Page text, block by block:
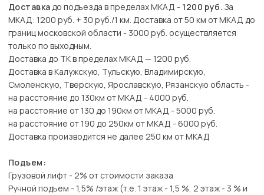
Доставкадо подъезда в пределах МКАД - 1200 руб. За
МКАД: 1200 руб. + 30 руб./1 км. Доставка от 50 км от МКАД до
границ московской области - 3000 руб. осуществляется
только по выходным.
Доставка до ТК в пределах МКАД — 1200 руб.
Доставка в Калужскую, Тульскую, Владимирскую,
Смоленскую, Тверскую, Ярославскую, Рязанскую область -
на расстояние до 130км от МКАД - 4000 руб.
на расстояние от 130 до 190км от МКАД - 5000 руб.
на расстояние от 190 до 250км от МКАД - 6000 руб.
Доставка производится не далее 250 км от МКАД
Подъем:
Грузовой лифт - 2% от стоимости заказа
Ручной подъем - 1,5% /этаж (т.е. 1 этаж - 1,5 %, 2 этаж - 3 % и